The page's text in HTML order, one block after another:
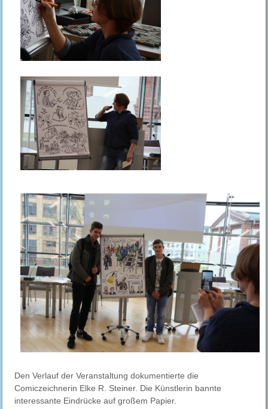
Den Verlauf der Veranstaltung dokumentierte die
Comiczeichnerin Elke R. Steiner. Die Künstlerin bannte
interessante Eindrücke auf großem Papier.